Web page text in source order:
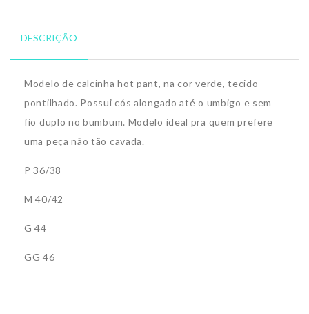
DESCRIÇÃO
Modelo de calcinha hot pant, na cor verde, tecido
pontilhado. Possui cós alongado até o umbigo e sem
fio duplo no bumbum. Modelo ideal pra quem prefere
uma peça não tão cavada.
P 36/38
M 40/42
G 44
GG 46